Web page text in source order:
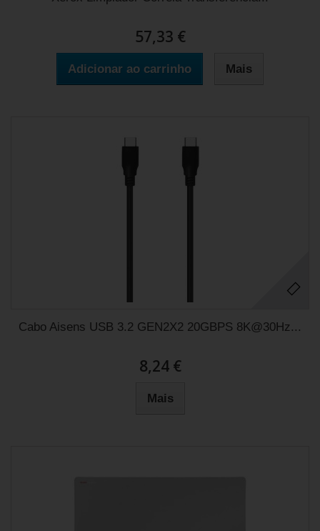
57,33 €
Adicionar ao carrinho Mais
Cabo Aisens USB 3.2 GEN2X2 20GBPS 8K@30Hz...
8,24 €
Mais